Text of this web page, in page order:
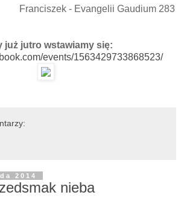
Franciszek - Evangelii Gaudium 283
już jutro wstawiamy się:
events/1563429733868523/
2014
nieba